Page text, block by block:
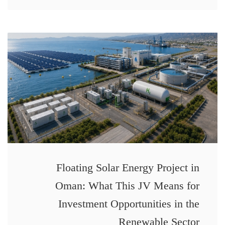
Floating Solar Energy Project in
Oman: What This JV Means for
Investment Opportunities in the
Renewable Sector